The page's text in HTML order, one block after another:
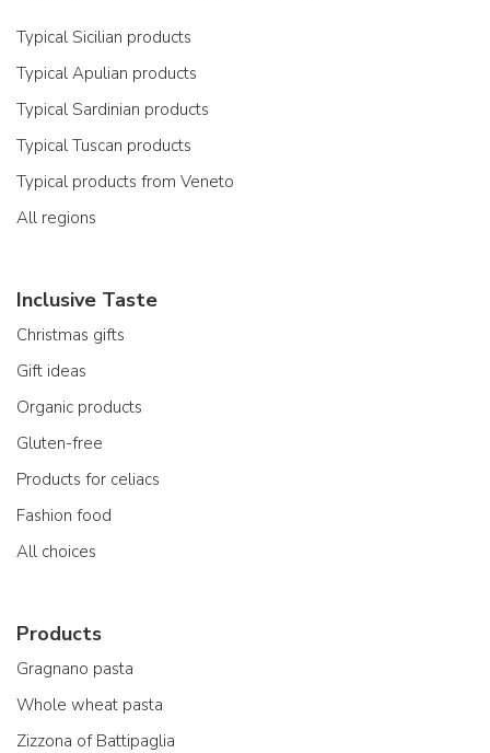
Typical Sicilian products
Typical Apulian products
Typical Sardinian products
Typical Tuscan products
Typical products from Veneto
All regions
Inclusive Taste
Christmas gifts
Gift ideas
Organic products
Gluten-free
Products for celiacs
Fashion food
All choices
Products
Gragnano pasta
Whole wheat pasta
Zizzona of Battipaglia